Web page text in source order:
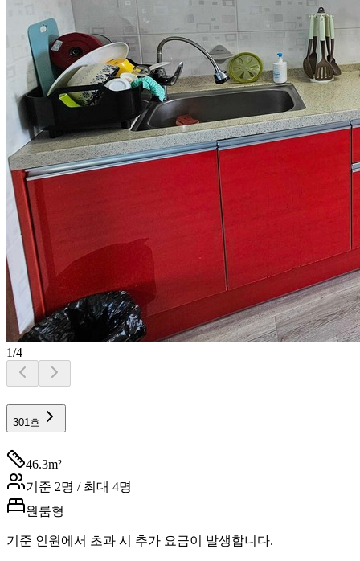
1/4
301호
46.3m²
기준 2명 / 최대 4명
원룸형
기준 인원에서 초과 시 추가 요금이 발생합니다.